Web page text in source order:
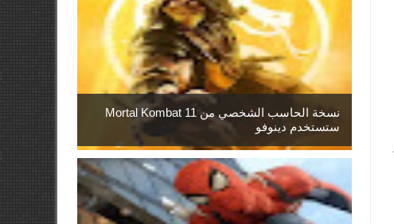
نسخة الحاسب الشخصي من Mortal Kombat 11
ستستخدم دينوفو